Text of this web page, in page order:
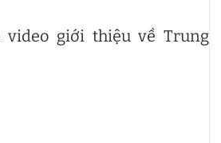
video giới thiệu về Trung